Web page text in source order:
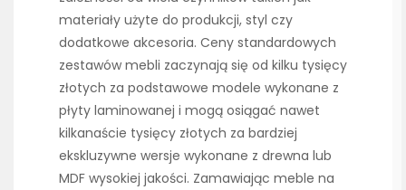
materiały użyte do produkcji, styl czy
dodatkowe akcesoria. Ceny standardowych
zestawów mebli zaczynają się od kilku tysięcy
złotych za podstawowe modele wykonane z
płyty laminowanej i mogą osiągać nawet
kilkanaście tysięcy złotych za bardziej
ekskluzywne wersje wykonane z drewna lub
MDF wysokiej jakości. Zamawiając meble na